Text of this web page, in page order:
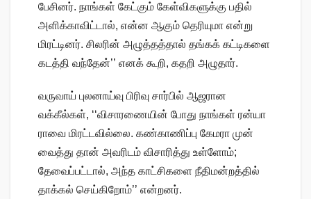
பேசினர். நாங்கள் கேட்கும் கேள்விகளுக்கு பதில்
அளிக்காவிட்டால், என்ன ஆகும் தெரியுமா என்று
மிரட்டினர். சிலரின் அழுத்தத்தால் தங்கக் கட்டிகளை
கடத்தி வந்தேன்’’ எனக் கூறி, கதறி அழுதார்.
வருவாய் புலனாய்வு பிரிவு சார்பில் ஆஜரான
வக்கீல்கள், ‘‘விசாரணையின் போது நாங்கள் ரன்யா
ராவை மிரட்டவில்லை. கண்காணிப்பு கேமரா முன்
வைத்து தான் அவரிடம் விசாரித்து உள்ளோம்;
தேவைப்பட்டால், அந்த காட்சிகளை நீதிமன்றத்தில்
தாக்கல் செய்கிறோம்’’ என்றனர்.